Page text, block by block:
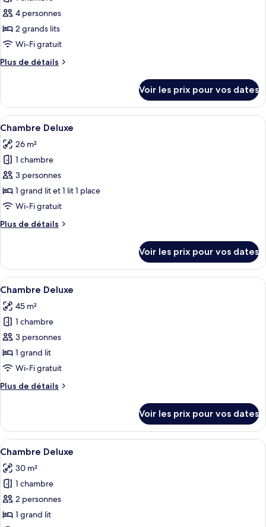
pour
ce
type
chambre :
4 personnes
2 grands lits
Wi-Fi gratuit
Plus de détails
Plus
le
type
de
Chambre
Deluxe
Voir les prix pour vos dates
Afficher
toutes
les
photos
pour
ce
type
chambre :
Minibar, coffres-forts dans les
1
Chambre Deluxe
26 m²
1 chambre
3 personnes
1 grand lit et 1 lit 1 place
Wi-Fi gratuit
Plus de détails
Plus
le
type
de
Chambre
Deluxe
Voir les prix pour vos dates
Afficher
toutes
les
photos
pour
ce
type
chambre :
Une chambre d’hôtel moderne
1
Chambre Deluxe
45 m²
1 chambre
3 personnes
1 grand lit
Wi-Fi gratuit
Plus de détails
Plus
le
type
de
Chambre
Deluxe
Voir les prix pour vos dates
Afficher
toutes
les
photos
pour
ce
Minibar, coffres-forts dans les
1
Chambre Deluxe
30 m²
1 chambre
2 personnes
1 grand lit